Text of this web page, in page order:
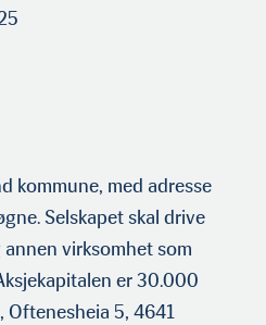
kommune, med adresse
Selskapet skal drive
virksomhet som
er 30.000
Oftenesheia 5, 4641